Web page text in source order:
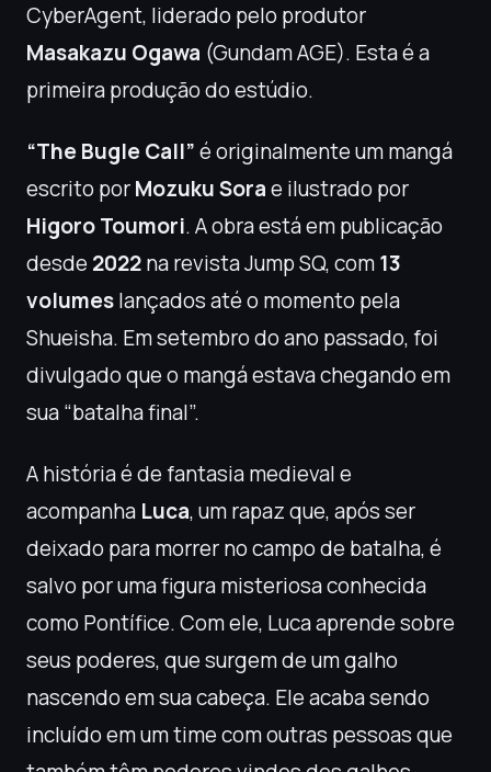
CyberAgent, liderado pelo produtor
Masakazu Ogawa (Gundam AGE). Esta é a
primeira produção do estúdio.
“The Bugle Call”é originalmente um mangá
escrito porMozuku Sorae ilustrado por
Higoro Toumori. A obra está em publicação
desde 2022na revista Jump SQ, com13
volumeslançados até o momento pela
Shueisha. Em setembro do ano passado, foi
divulgado que o mangá estava chegando em
sua “batalha final”.
A história é de fantasia medieval e
acompanha Luca, um rapaz que, após ser
deixado para morrer no campo de batalha, é
salvo por uma figura misteriosa conhecida
como Pontífice. Com ele, Luca aprende sobre
seus poderes, que surgem de um galho
nascendo em sua cabeça. Ele acaba sendo
incluído em um time com outras pessoas que